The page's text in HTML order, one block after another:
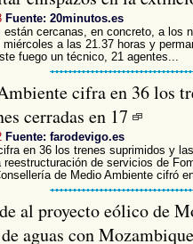
Fuente: 20minutos.es
están cercanas, en concreto, a los
a las 21.37 horas y
fuego un técnico, 21 agentes...
cifra en 36 los
cerradas en 17
Fuente: farodevigo.es
en 36 los trenes suprimidos y
reestructuración de servicios de
de Medio Ambiente cifró en
al proyecto eólico de
aguas con Mozambique